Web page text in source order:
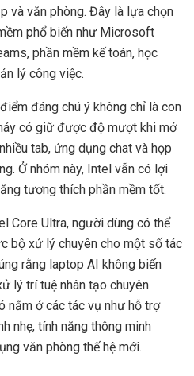
và văn phòng. Đây là lựa chọn
phổ biến như Microsoft
phần mềm kế toán, học
lý công việc.
đáng chú ý không chỉ là con
có giữ được độ mượt khi mở
tab, ứng dụng chat và họp
Ở nhóm này, Intel vẫn có lợi
tương thích phần mềm tốt.
Core Ultra, người dùng có thể
bộ xử lý chuyên cho một số tác
rằng laptop AI không biến
lý trí tuệ nhân tạo chuyên
nằm ở các tác vụ như hỗ trợ
nhẹ, tính năng thông minh
văn phòng thế hệ mới.